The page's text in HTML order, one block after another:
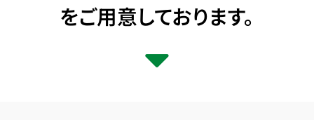
をご用意しております。